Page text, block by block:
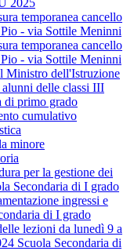
2025
temporanea cancello
- via Sottile Meninni
temporanea cancello
- via Sottile Meninni
Ministro dell'Istruzione
delle classi III
di primo grado
cumulativo
minore
per la gestione dei
Secondaria di I grado
ingressi e
di I grado
lezioni da lunedì 9 a
Scuola Secondaria di